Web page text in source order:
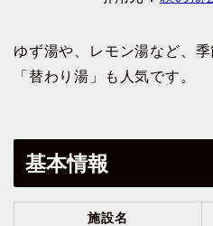
ゆず湯や、レモン湯など、
「替わり湯」も人気です。
基本情報
施設名